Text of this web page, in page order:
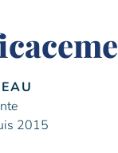
2015